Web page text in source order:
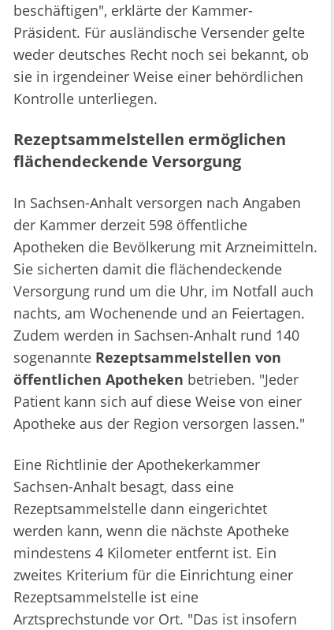
beschäftigen", erklärte der Kammer-
Präsident. Für ausländische Versender gelte
weder deutsches Recht noch sei bekannt, ob
sie in irgendeiner Weise einer behördlichen
Kontrolle unterliegen.
Rezeptsammelstellen ermöglichen
flächendeckende Versorgung
In Sachsen-Anhalt versorgen nach Angaben
der Kammer derzeit 598 öffentliche
Apotheken die Bevölkerung mit Arzneimitteln.
Sie sicherten damit die flächendeckende
Versorgung rund um die Uhr, im Notfall auch
nachts, am Wochenende und an Feiertagen.
Zudem werden in Sachsen-Anhalt rund 140
sogenannte Rezeptsammelstellen von
öffentlichen Apotheken betrieben. "Jeder
Patient kann sich auf diese Weise von einer
Apotheke aus der Region versorgen lassen."
Eine Richtlinie der Apothekerkammer
Sachsen-Anhalt besagt, dass eine
Rezeptsammelstelle dann eingerichtet
werden kann, wenn die nächste Apotheke
mindestens 4 Kilometer entfernt ist. Ein
zweites Kriterium für die Einrichtung einer
Rezeptsammelstelle ist eine
Arztsprechstunde vor Ort. "Das ist insofern